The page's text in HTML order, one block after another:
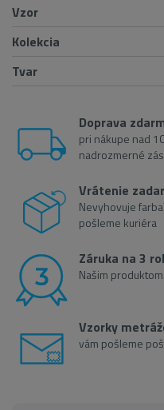
Vzor
Kolekcia
Tvar
Doprava
pri nákupe nad
nadrozmerné
Vrátenie
Nevyhovuje
pošleme kuriéra
Záruka na 3
Našim
Vzorky
vám pošleme